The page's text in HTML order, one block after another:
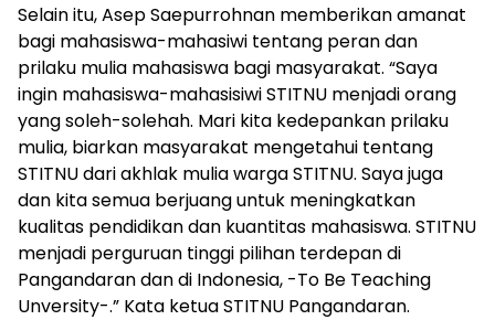
Selain itu, Asep Saepurrohnan memberikan amanat
bagi mahasiswa-mahasiwi tentang peran dan
prilaku mulia mahasiswa bagi masyarakat. “Saya
ingin mahasiswa-mahasisiwi STITNU menjadi orang
yang soleh-solehah. Mari kita kedepankan prilaku
mulia, biarkan masyarakat mengetahui tentang
STITNU dari akhlak mulia warga STITNU. Saya juga
dan kita semua berjuang untuk meningkatkan
kualitas pendidikan dan kuantitas mahasiswa. STITNU
menjadi perguruan tinggi pilihan terdepan di
Pangandaran dan di Indonesia, -To Be Teaching
Unversity-.” Kata ketua STITNU Pangandaran.